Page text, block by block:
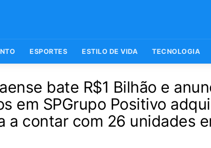
ESPORTES ESTILO DE VIDA TECNOLOGIA
bate R$1 Bilhão e
em SPGrupo Positivo
a contar com 26 unidades